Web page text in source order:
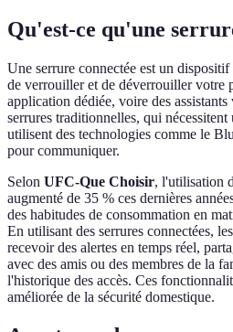
Qu'est-ce qu'une
Une serrure connectée est un
de verrouiller et de déverrouiller votre
application dédiée, voire des
serrures traditionnelles, qui
utilisent des technologies comme le
pour communiquer.
Selon UFC-Que Choisir, l'utilisation
augmenté de 35 % ces dernières
des habitudes de consommation en
En utilisant des serrures connectées,
recevoir des alertes en temps réel,
avec des amis ou des membres de la
l'historique des accès. Ces
améliorée de la sécurité domestique.